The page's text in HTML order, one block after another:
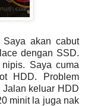
akan cabut
dengan SSD.
Saya cuma
HDD. Problem
keluar HDD
minit la juga nak